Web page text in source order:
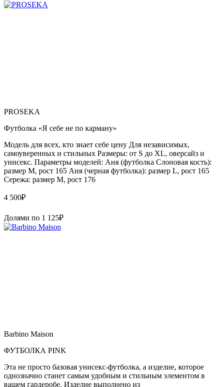
PROSEKA
Футболка «Я себе не по карману»
Модель для всех, кто знает себе цену Для независимых,
самоуверенных и стильных Размеры: от S до XL, оверсайз и
унисекс. Параметры моделей: Аня (футболка Слоновая кость):
размер М, рост 165 Аня (черная футболка): размер L, рост 165
Сережа: размер M, рост 176
4 500₽
Долями по 1 125₽
Barbino Maison
ФУТБОЛКА PINK
Эта не просто базовая унисекс-футболка, а изделие, которое
однозначно станет самым удобным и стильным элементом в
вашем гардеробе. Изделие выполнено из